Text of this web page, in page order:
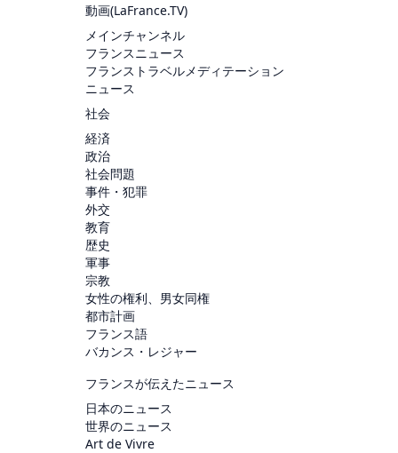
動画(LaFrance.TV)
メインチャンネル
フランスニュース
フランストラベルメディテーション
ニュース
社会
経済
政治
社会問題
事件・犯罪
外交
教育
歴史
軍事
宗教
女性の権利、男女同権
都市計画
フランス語
バカンス・レジャー
フランスが伝えたニュース
日本のニュース
世界のニュース
Art de Vivre